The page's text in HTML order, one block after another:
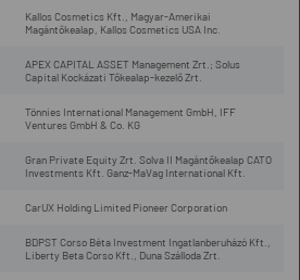
Kallos Cosmetics Kft., Magyar-Amerikai
Magántőkealap, Kallos Cosmetics USA Inc.
APEX CAPITAL ASSET Management Zrt.; Solus
Capital Kockázati Tőkealap-kezelő Zrt.
Tönnies International Management GmbH, IFF
Ventures GmbH & Co. KG
Gran Private Equity Zrt. Solva II Magántőkealap CATO
Investments Kft. Ganz-MaVag International Kft.
CarUX Holding Limited Pioneer Corporation
BDPST Corso Béta Investment Ingatlanberuházó Kft.,
Liberty Beta Corso Kft., Duna Szálloda Zrt.